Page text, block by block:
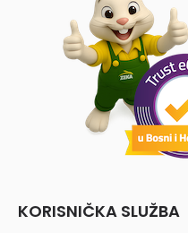
KORISNIČKA SLUŽBA